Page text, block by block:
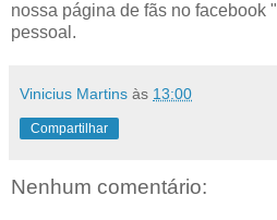
nossa página de fãs no facebook "
pessoal.
Vinicius Martins às 13:00
Compartilhar
Nenhum comentário: